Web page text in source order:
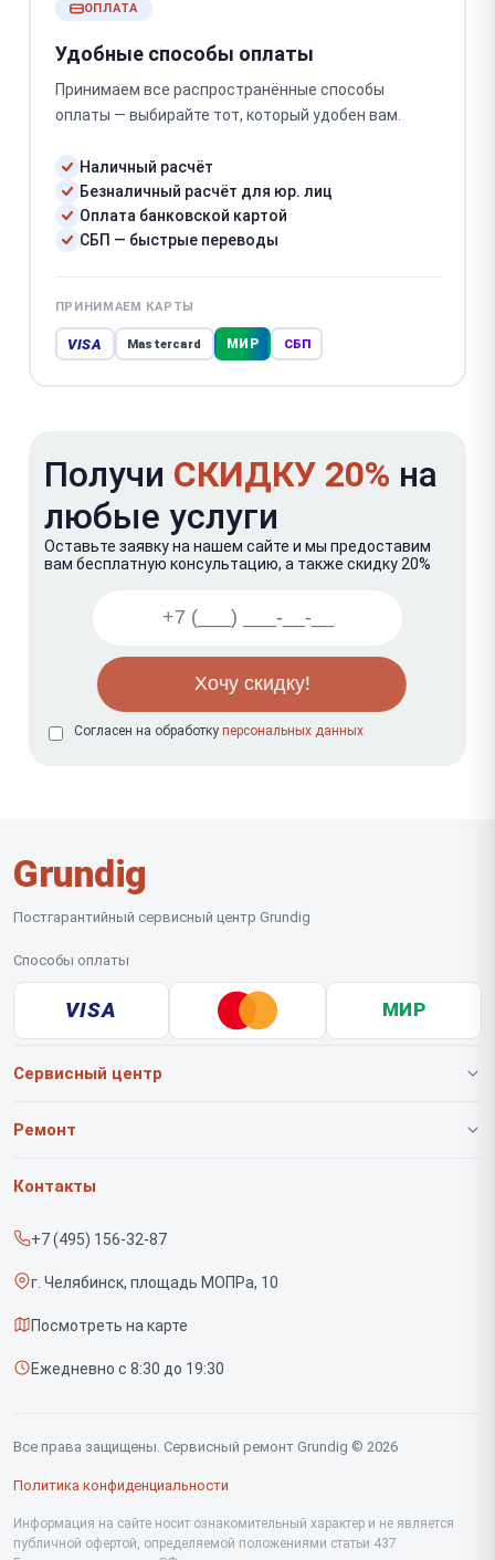
ОПЛАТА
Удобные способы оплаты
Принимаем все распространённые способы
оплаты — выбирайте тот, который удобен вам.
Наличный расчёт
Безналичный расчёт для юр. лиц
Оплата банковской картой
СБП — быстрые переводы
ПРИНИМАЕМ КАРТЫ
VISA Mastercard МИР СБП
Получи СКИДКУ 20% на
любые услуги
Оставьте заявку на нашем сайте и мы предоставим
вам бесплатную консультацию, а также скидку 20%
Согласен на обработку персональных данных
Grundig
Постгарантийный сервисный центр Grundig
Способы оплаты
VISA МИР
Сервисный центр
О нашем сервисе
Срочный ремонт
Доставка и способы оплаты
Диагностика
Контакты
Ремонт
Роботов-пылесосов
Сушильных машин
Кофеварок
Контакты
+7 (495) 156-32-87
г. Челябинск, площадь МОПРа, 10
Посмотреть на карте
Ежедневно с 8:30 до 19:30
Все права защищены. Сервисный ремонт Grundig © 2026
Политика конфиденциальности
Информация на сайте носит ознакомительный характер и не является
публичной офертой, определяемой положениями статьи 437